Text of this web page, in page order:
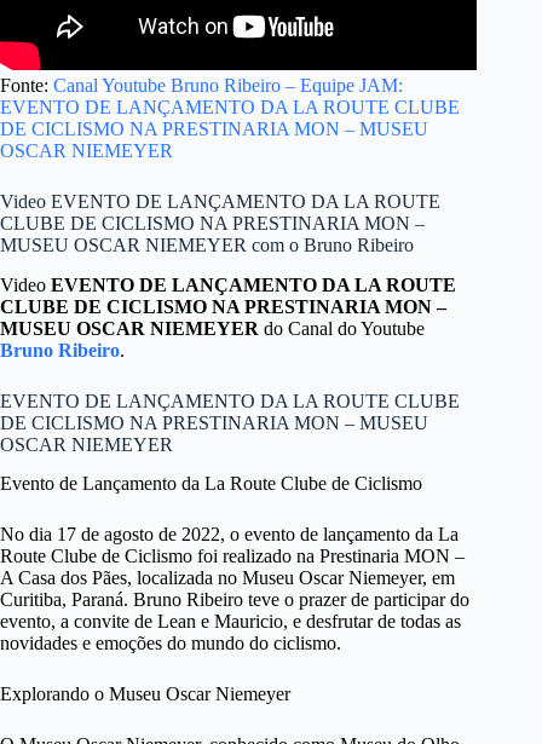
Fonte: Canal Youtube Bruno Ribeiro – Equipe JAM:
EVENTO DE LANÇAMENTO DA LA ROUTE CLUBE
DE CICLISMO NA PRESTINARIA MON – MUSEU
OSCAR NIEMEYER
Video EVENTO DE LANÇAMENTO DA LA ROUTE
CLUBE DE CICLISMO NA PRESTINARIA MON –
MUSEU OSCAR NIEMEYER com o Bruno Ribeiro
Video EVENTO DE LANÇAMENTO DA LA ROUTE
CLUBE DE CICLISMO NA PRESTINARIA MON –
MUSEU OSCAR NIEMEYER do Canal do Youtube
Bruno Ribeiro.
EVENTO DE LANÇAMENTO DA LA ROUTE CLUBE
DE CICLISMO NA PRESTINARIA MON – MUSEU
OSCAR NIEMEYER
Evento de Lançamento da La Route Clube de Ciclismo
No dia 17 de agosto de 2022, o evento de lançamento da La
Route Clube de Ciclismo foi realizado na Prestinaria MON –
A Casa dos Pães, localizada no Museu Oscar Niemeyer, em
Curitiba, Paraná. Bruno Ribeiro teve o prazer de participar do
evento, a convite de Lean e Mauricio, e desfrutar de todas as
novidades e emoções do mundo do ciclismo.
Explorando o Museu Oscar Niemeyer